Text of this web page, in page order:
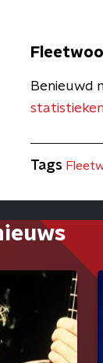
Benieuwd
statistieken
Tags